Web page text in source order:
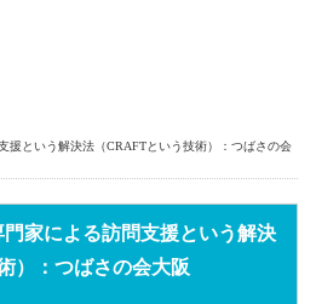
援という解決法（CRAFTという技術）：つばさの会
門家による訪問支援という解決
）：つばさの会大阪